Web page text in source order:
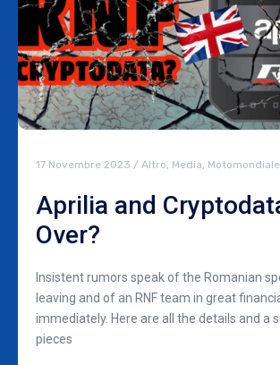
17 Novembre 2023 / Altro Media Motomondiale
Aprilia and
Over?
Insistent rumors speak of the Romanian
leaving and of an RNF team in great
immediately. Here are all the details and a
pieces